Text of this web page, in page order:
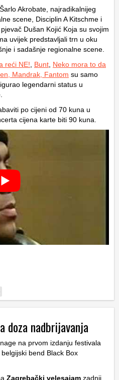
Akrobate, najradikalnijeg
scene, Disciplin A Kitschme i
Dušan Kojić Koja su svojim
uvijek predstavljali trn u oku
i sadašnje regionalne scene.
reći NE! Bunt Neko mora to da
Mandrak, Fantom su samo
legendarni status u
po cijeni od 70 kuna u
cijena karte biti 90 kuna.
doza nadbrijavanja
na prvom izdanju festivala
bend Black Box
Zagrebački velesajam zadnji